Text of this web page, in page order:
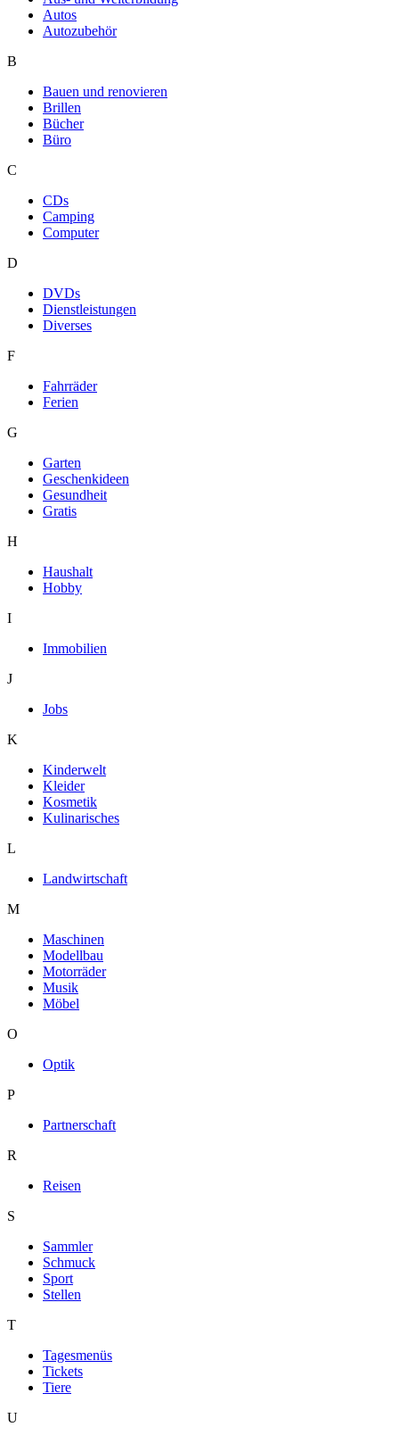
Autos
Autozubehör
B
Bauen und renovieren
Brillen
Bücher
Büro
C
CDs
Camping
Computer
D
DVDs
Dienstleistungen
Diverses
F
Fahrräder
Ferien
G
Garten
Geschenkideen
Gesundheit
Gratis
H
Haushalt
Hobby
I
Immobilien
J
Jobs
K
Kinderwelt
Kleider
Kosmetik
Kulinarisches
L
Landwirtschaft
M
Maschinen
Modellbau
Motorräder
Musik
Möbel
O
Optik
P
Partnerschaft
R
Reisen
S
Sammler
Schmuck
Sport
Stellen
T
Tagesmenüs
Tickets
Tiere
U